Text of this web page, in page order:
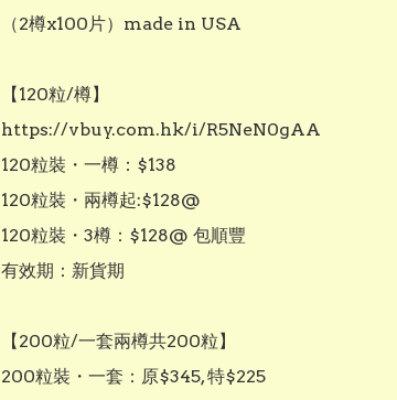
（2樽x100片）made in USA
【120粒/樽】
https://vbuy.com.hk/i/R5NeN0gAA
120粒裝・一樽：$138
120粒裝・兩樽起:$128@
120粒裝・3樽：$128@ 包順豐
有效期：新貨期
【200粒/一套兩樽共200粒】
200粒裝・一套：原$345, 特$225